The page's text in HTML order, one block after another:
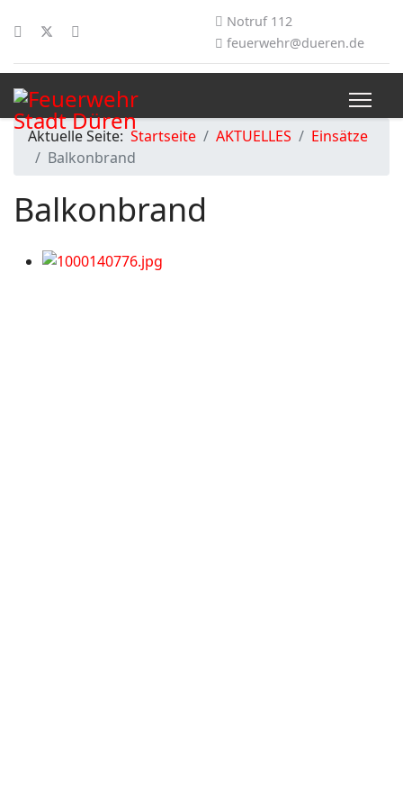
Notruf 112
feuerwehr@dueren.de
Aktuelle Seite: Startseite AKTUELLES
Einsätze
Balkonbrand
Balkonbrand